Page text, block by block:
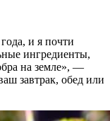
и я почти
ингредиенты,
на земле», —
завтрак, обед или